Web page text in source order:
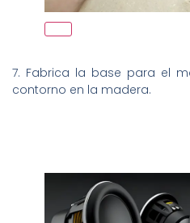
7. Fabrica la base para el
contorno en la madera.